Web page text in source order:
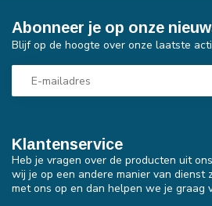
Klantenservice
Heb je vragen over de producten uit
wij je op een andere manier van dienst
met ons op en dan helpen we je graag
Abonneer je op onze
Blijf op de hoogte over onze laatste